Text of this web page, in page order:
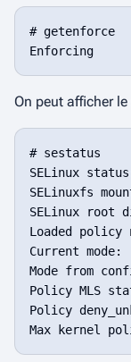
# getenforce
On peut afficher
# sestatus
SELinux
SELinuxfs
SELinux
Loaded
Current
Mode from
Policy MLS
Policy